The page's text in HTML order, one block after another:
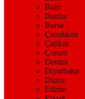
Bolu
Burdur
Bursa
Çanakkale
Çankırı
Çorum
Denizli
Diyarbakır
Düzce
Edirne